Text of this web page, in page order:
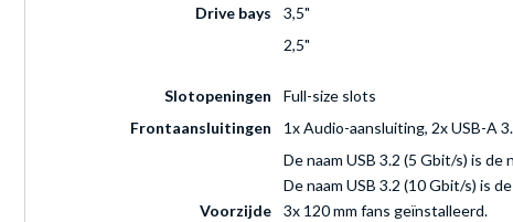
Drive bays
3,5"
2,5"
Slotopeningen
Full-size slots
Frontaansluitingen
1x Audio-aansluiting, 2x USB-A
De naam USB 3.2 (5 Gbit/s) is de
De naam USB 3.2 (10 Gbit/s) is
Voorzijde
3x 120 mm fans geïnstalleerd.